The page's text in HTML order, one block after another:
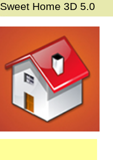
Sweet Home 3D 5.0